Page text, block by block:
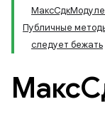
Публичные
следует бежать